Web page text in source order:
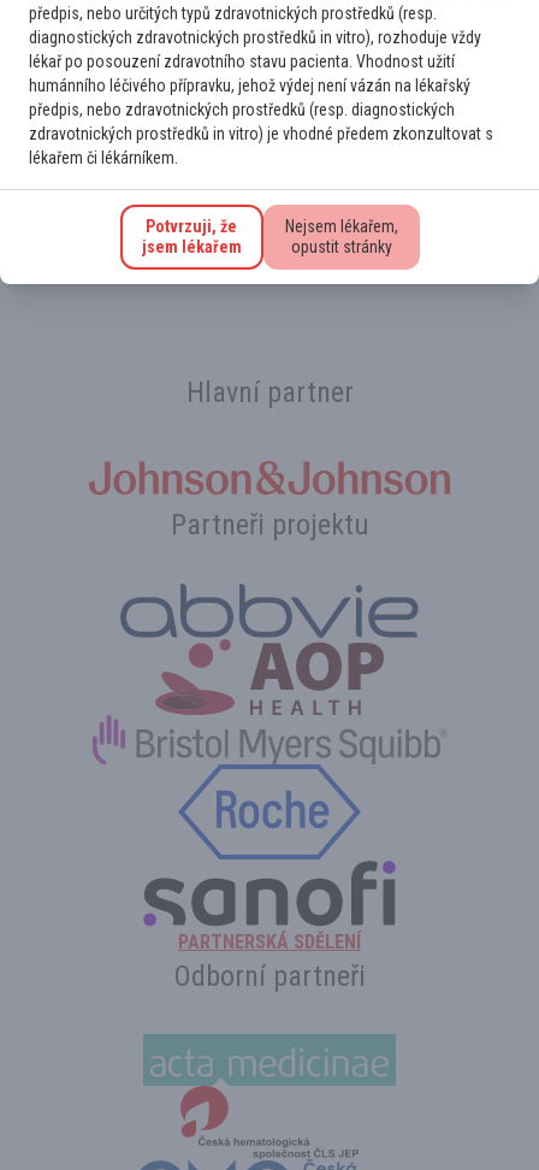
2 14. 7. 2026 Číst více
Přihlaste se k odběru novinek
Na novinky Vás rádi upozorníme. Stačí se jen
registrovat k odběru e‑mailu
Hlavní partner
Partneři projektu
PARTNERSKÁ SDĚLENÍ
Odborní partneři
předpis, nebo určitých typů zdravotnických prostředků (resp.
diagnostických zdravotnických prostředků in vitro), rozhoduje vždy
lékař po posouzení zdravotního stavu pacienta. Vhodnost užití
humánního léčivého přípravku, jehož výdej není vázán na lékařský
předpis, nebo zdravotnických prostředků (resp. diagnostických
zdravotnických prostředků in vitro) je vhodné předem zkonzultovat s
lékařem či lékárníkem.
Potvrzuji, že
jsem lékařem
Nejsem lékařem,
opustit stránky